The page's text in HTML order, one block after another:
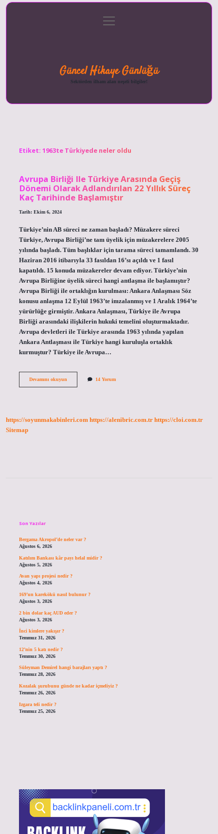
menüyü
aç
Güncel Hikaye Günlüğü
Sektörden ilham alan neşeli bilgiler!
Etiket: 1963te Türkiyede neler oldu
Avrupa Birliği Ile Türkiye Arasında Geçiş
Dönemi Olarak Adlandırılan 22 Yıllık Süreç
Kaç Tarihinde Başlamıştır
Tarih: Ekim 6, 2024
Türkiye’nin AB süreci ne zaman başladı? Müzakere süreci
Türkiye, Avrupa Birliği’ne tam üyelik için müzakerelere 2005
yılında başladı. Tüm başlıklar için tarama süreci tamamlandı. 30
Haziran 2016 itibarıyla 33 fasıldan 16’sı açıldı ve 1 fasıl
kapatıldı. 15 konuda müzakereler devam ediyor. Türkiye’nin
Avrupa Birliğine üyelik süreci hangi antlaşma ile başlamıştır?
Avrupa Birliği ile ortaklığın kurulması: Ankara Anlaşması Söz
konusu anlaşma 12 Eylül 1963’te imzalanmış ve 1 Aralık 1964’te
yürürlüğe girmiştir. Ankara Anlaşması, Türkiye ile Avrupa
Birliği arasındaki ilişkilerin hukuki temelini oluşturmaktadır.
Avrupa devletleri ile Türkiye arasında 1963 yılında yapılan
Ankara Antlaşması ile Türkiye hangi kuruluşla ortaklık
kurmuştur? Türkiye ile Avrupa…
Devamını okuyunAvrupa
Dönemi
14 Yorum
https://soyunmakabinleri.com https://alenibric.com.tr https://cloi.com.tr
Sitemap
Son Yazılar
Bergama Akropol’de neler var ?
Ağustos 6, 2026
Katılım Bankası kâr payı helal midir ?
Ağustos 5, 2026
Avan yapı projesi nedir ?
Ağustos 4, 2026
169’un karekökü nasıl bulunur ?
Ağustos 3, 2026
2 bin dolar kaç AUD eder ?
Ağustos 3, 2026
İnci kimlere yakışır ?
Temmuz 31, 2026
12’nin 5 katı nedir ?
Temmuz 30, 2026
Süleyman Demirel hangi barajları yaptı ?
Temmuz 28, 2026
Kozalak şurubunu günde ne kadar içmeliyiz ?
Temmuz 26, 2026
Izgara teli nedir ?
Temmuz 25, 2026